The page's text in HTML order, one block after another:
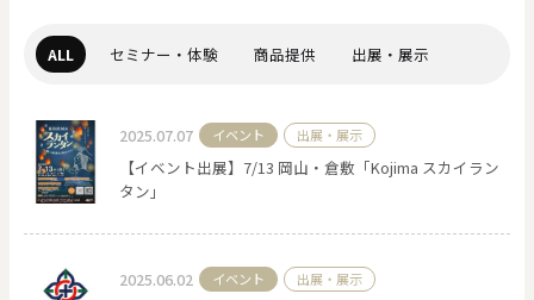
カテゴリから探す
価格で探す
円 ～
ALL セミナー・体験 商品提供 出展・展示
2025.07.07 イベント 出展・展示
【イベント出展】7/13 岡山・倉敷「Kojima スカイラン
タン」
2025.06.02 イベント 出展・展示